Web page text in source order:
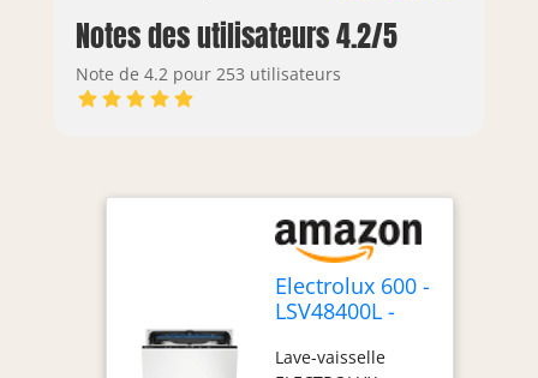
Notes des utilisateurs 4.2/5
Note de 4.2 pour 253 utilisateurs
Electrolux 600 -
LSV48400L -
encastrable, 14
Lave-vaisselle